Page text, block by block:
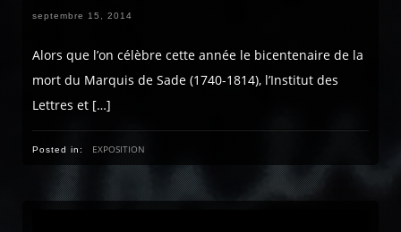
septembre 15, 2014
Alors que l’on célèbre cette année le bicentenaire de la
mort du Marquis de Sade (1740-1814), l’Institut des
Lettres et […]
Posted in: EXPOSITION